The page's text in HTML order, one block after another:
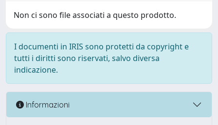
Non ci sono file associati a questo prodotto.
I documenti in IRIS sono protetti da copyright e
tutti i diritti sono riservati, salvo diversa
indicazione.
Informazioni